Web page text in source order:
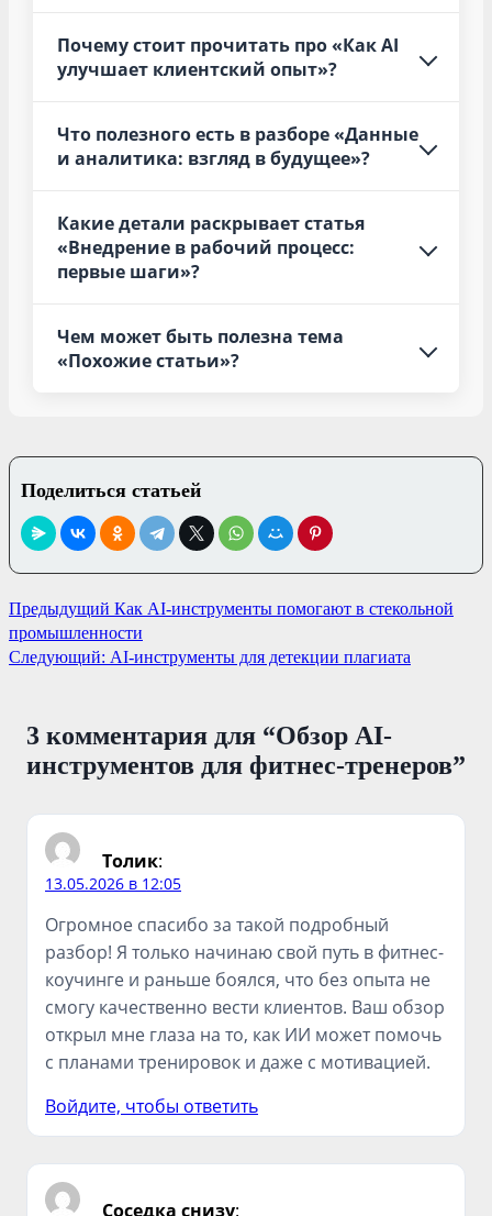
Почему стоит прочитать про «Как AI
улучшает клиентский опыт»?
Что полезного есть в разборе «Данные
и аналитика: взгляд в будущее»?
Какие детали раскрывает статья
«Внедрение в рабочий процесс:
первые шаги»?
Чем может быть полезна тема
«Похожие статьи»?
Поделиться статьей
Навигация
по
записям
Предыдущий Как AI-инструменты помогают в стекольной
промышленности
Следующий: AI-инструменты для детекции плагиата
3 комментария для “Обзор AI-
инструментов для фитнес-тренеров”
Толик:
13.05.2026 в 12:05
Огромное спасибо за такой подробный
разбор! Я только начинаю свой путь в фитнес-
коучинге и раньше боялся, что без опыта не
смогу качественно вести клиентов. Ваш обзор
открыл мне глаза на то, как ИИ может помочь
с планами тренировок и даже с мотивацией.
Войдите, чтобы ответить
Соседка снизу: